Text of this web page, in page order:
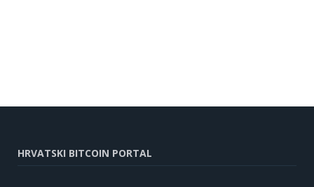
HRVATSKI BITCOIN PORTAL